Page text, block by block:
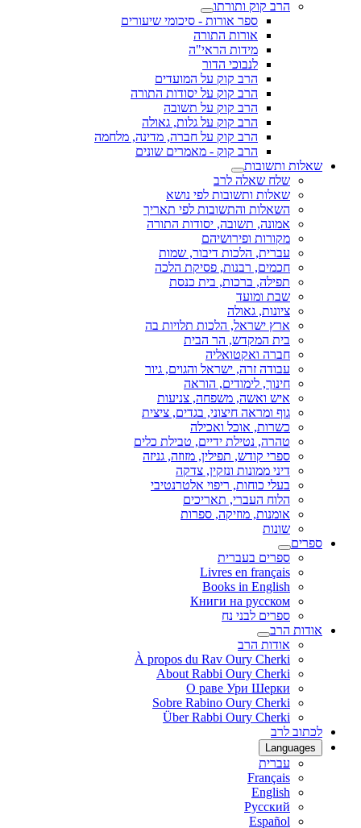
הרב קוק ותורתו
ספר אורות - סיכומי שיעורים
אורות התורה
מידות הראי"ה
לנבוכי הדור
הרב קוק על המועדים
הרב קוק על יסודות התורה
הרב קוק על תשובה
הרב קוק על גלות, גאולה
הרב קוק על חברה, מדינה, מלחמה
הרב קוק - מאמרים שונים
שאלות ותשובות
שלח שאלה לרב
שאלות ותשובות לפי נושא
השאלות והתשובות לפי תאריך
אמונה, תשובה, יסודות התורה
מקורות ופירושיהם
עברית, הלכות דיבור, שמות
חכמים, רבנות, פסיקת הלכה
תפילה, ברכות, בית כנסת
שבת ומועד
ציונות, גאולה
ארץ ישראל, הלכות תלויות בה
בית המקדש, הר הבית
חברה ואקטואליה
עבודה זרה, ישראל והגוים, גיור
חינוך, לימודים, הוראה
איש ואשה, משפחה, צניעות
גוף ומראה חיצוני, בגדים, ציצית
כשרות, אוכל ואכילה
טהרה, נטילת ידיים, טבילת כלים
ספרי קודש, תפילין, מזוזה, גניזה
דיני ממונות ונזקין, צדקה
בעלי כוחות, ריפוי אלטרנטיבי
הלוח העברי, תאריכים
אומנות, מוזיקה, ספרות
שונות
ספרים
ספרים בעברית
Livres en français
Books in English
Книги на русском
ספרים לבני נח
אודות הרב
אודות הרב
À propos du Rav Oury Cherki
About Rabbi Oury Cherki
О раве Ури Шерки
Sobre Rabino Oury Cherki
Über Rabbi Oury Cherki
לכתוב לרב
Languages
עברית
Français
English
Русский
Español